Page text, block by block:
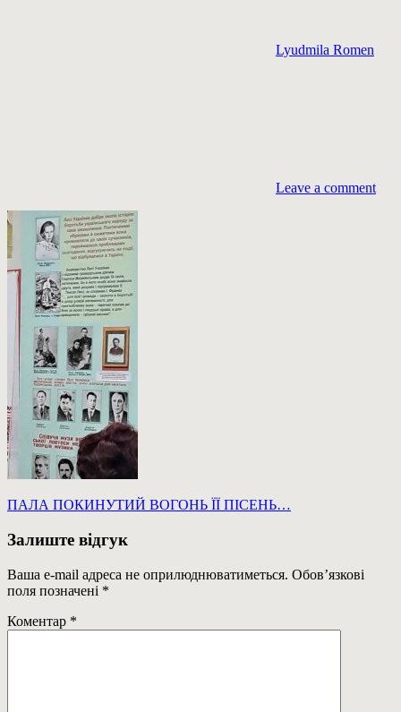
Lyudmila Romen
Leave a comment
Навігація
записів
Previous
ПАЛА ПОКИНУТИЙ ВОГОНЬ ЇЇ ПІСЕНЬ…
Залиште відгук
Ваша e-mail адреса не оприлюднюватиметься. Обов’язкові
поля позначені *
Коментар *